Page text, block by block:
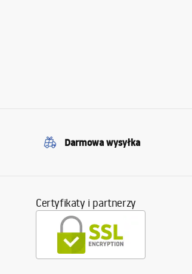
Darmowa wysyłka
Certyfikaty i partnerzy